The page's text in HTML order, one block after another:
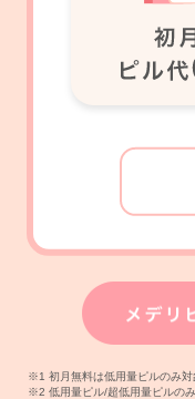
※1 初月無料は低用量ピルのみ
※2 低用量ピル/超低用量ピルの